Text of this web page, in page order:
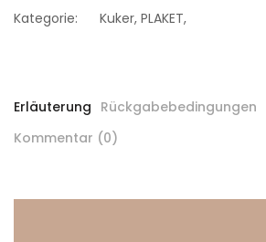
Kategorie: Kuker, PLAKET,
Erläuterung Rückgabebedingungen
Kommentar (0)